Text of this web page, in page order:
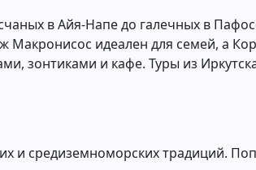
в Айя-Напе до галечных в
идеален для семей, а
зонтиками и кафе. Туры из
и средиземноморских традиций.